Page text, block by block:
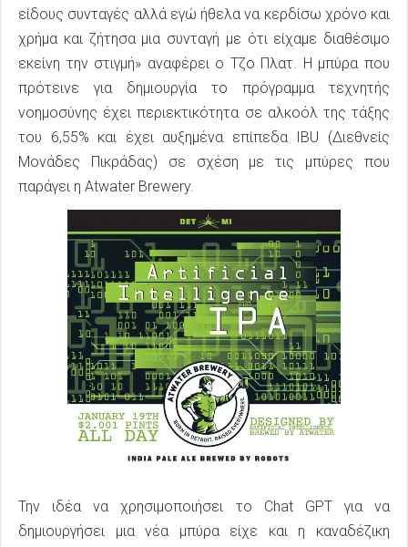
είδους συνταγές αλλά εγώ ήθελα να κερδίσω χρόνο και
χρήμα και ζήτησα μια συνταγή με ότι είχαμε διαθέσιμο
εκείνη την στιγμή» αναφέρει ο Τζο Πλατ. Η μπύρα που
πρότεινε για δημιουργία το πρόγραμμα τεχνητής
νοημοσύνης έχει περιεκτικότητα σε αλκοόλ της τάξης
του 6,55% και έχει αυξημένα επίπεδα IBU (Διεθνείς
Μονάδες Πικράδας) σε σχέση με τις μπύρες που
παράγει η Atwater Brewery.
Την ιδέα να χρησιμοποιήσει το Chat GPT για να
δημιουργήσει μια νέα μπύρα είχε και η καναδέζικη